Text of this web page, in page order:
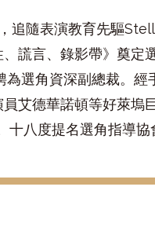
追隨表演教育先驅
謊言、錄影帶》奠定
選角資深副總裁。經
艾德華諾頓等好萊塢
八度提名選角指導